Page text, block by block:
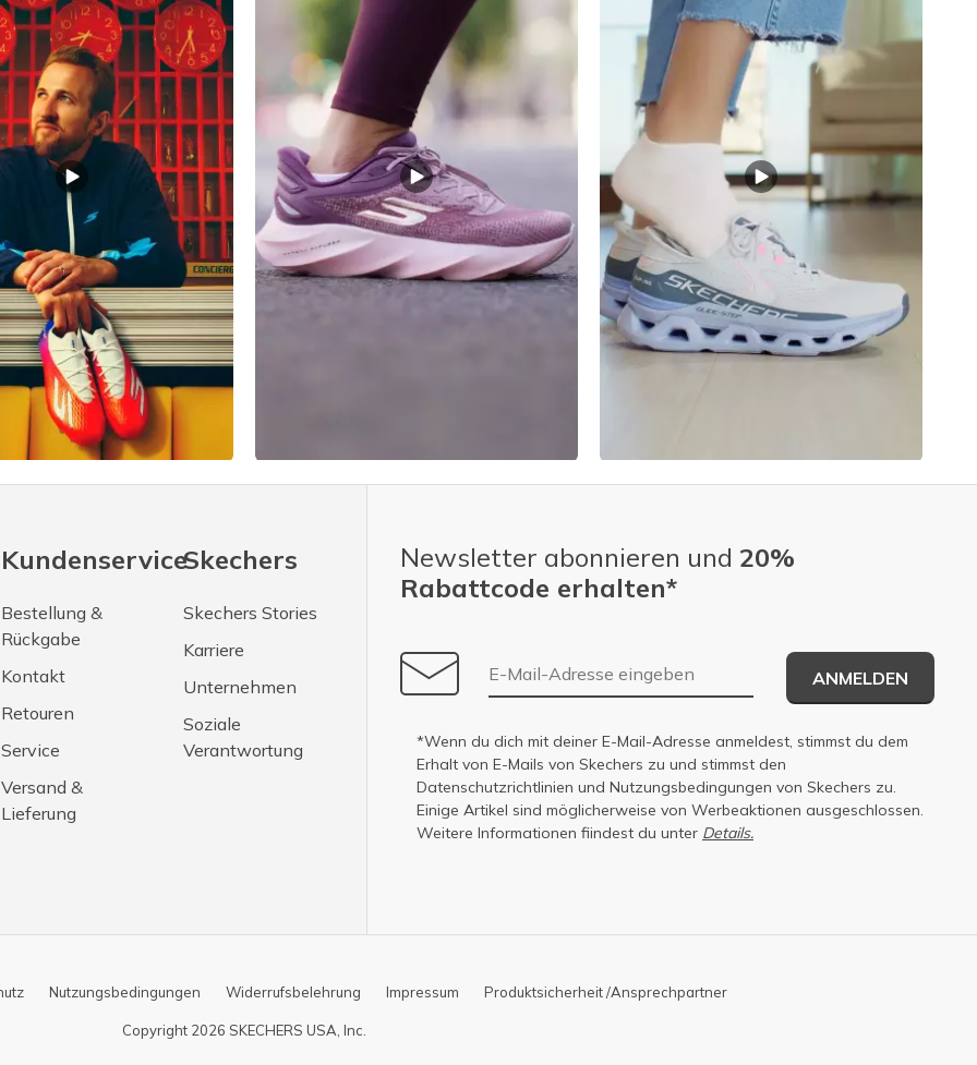
Kundenservice
Bestellung &
Rückgabe
Kontakt
Retouren
Service
Versand &
Lieferung
Skechers
Skechers Stories
Karriere
Unternehmen
Soziale
Verantwortung
Newsletter abonnieren und 20%
Rabattcode erhalten*
E-Mail-Adresse
ANMELDEN
*Wenn du dich mit deiner E-Mail-Adresse anmeldest, stimmst du dem
Erhalt von E-Mails von Skechers zu und stimmst den
Datenschutzrichtlinien und Nutzungsbedingungen von Skechers zu.
Einige Artikel sind möglicherweise von Werbeaktionen ausgeschlossen.
Weitere Informationen fiindest du unter Details.
Nutzungsbedingungen Widerrufsbelehrung Impressum Produktsicherheit /Ansprechpartner
Copyright 2026 SKECHERS USA, Inc.